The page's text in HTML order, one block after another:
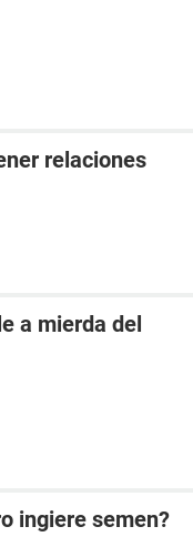
relaciones
a mierda del
ingiere semen?